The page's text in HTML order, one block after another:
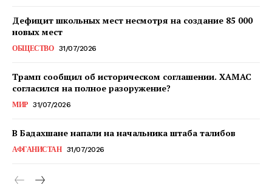
Дефицит школьных мест несмотря на создание 85 000
новых мест
ОБЩЕСТВО 31/07/2026
Трамп сообщил об историческом соглашении. ХАМАС
согласился на полное разоружение?
МИР 31/07/2026
В Бадахшане напали на начальника штаба талибов
АФГАНИСТАН 31/07/2026